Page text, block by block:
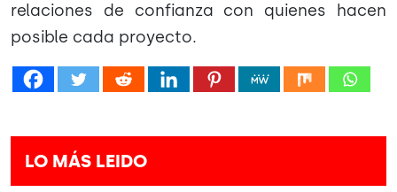
relaciones de confianza con quienes hacen
posible cada proyecto.
LO MÁS LEIDO